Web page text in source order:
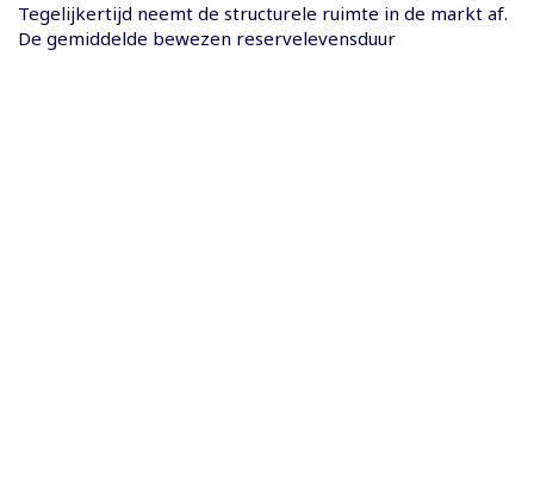
Tegelijkertijd neemt de structurele ruimte in de markt af.
De gemiddelde bewezen reservelevensduur